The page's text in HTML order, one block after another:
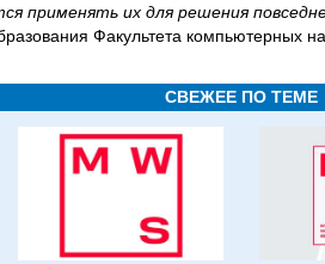
применять их для решения
Факультета компьютерных
СВЕЖЕЕ ПО ТЕМЕ